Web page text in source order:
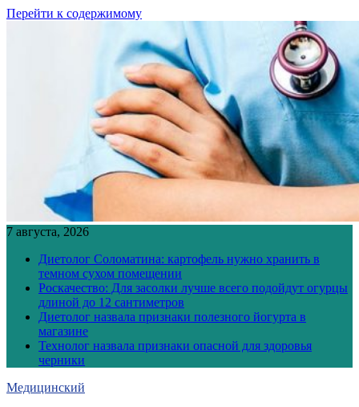
Перейти к содержимому
7 августа, 2026
Диетолог Соломатина: картофель нужно хранить в
темном сухом помещении
Роскачество: Для засолки лучше всего подойдут огурцы
длиной до 12 сантиметров
Диетолог назвала признаки полезного йогурта в
магазине
Технолог назвала признаки опасной для здоровья
черники
Медицинский